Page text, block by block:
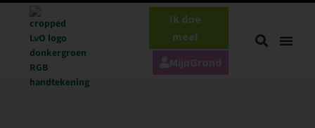
Ik doe
mee!